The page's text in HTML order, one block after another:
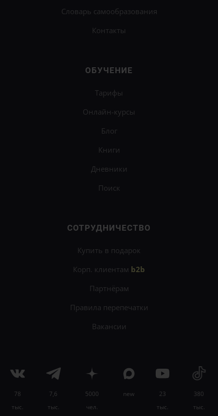
Словарь самообразования
Контакты
ОБУЧЕНИЕ
Тарифы
Онлайн-курсы
Блог
Книги
Дневники
Поиск
СОТРУДНИЧЕСТВО
Купить в подарок
Корп. клиентам b2b
Партнёрам
Правила перепечатки
Вакансии
78
тыс.
7,6
тыс.
5000
чел.
new
23
тыс.
380
тыс.